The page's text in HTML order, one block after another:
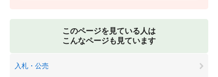
このページを見ている人は
こんなページも見ています
入札・公売